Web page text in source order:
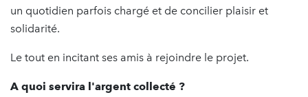
un quotidien parfois chargé et de concilier plaisir et
solidarité.
Le tout en incitant ses amis à rejoindre le projet.
A quoi servira l'argent collecté ?